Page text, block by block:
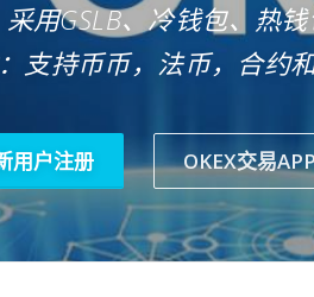
采用GSLB、冷钱包、热
支持币币，法币，合约
用户注册 OKEX交易